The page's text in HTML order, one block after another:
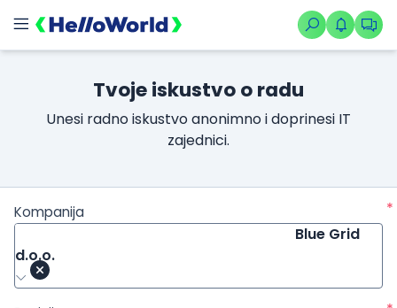
Tvoje iskustvo o radu
Unesi radno iskustvo anonimno i doprinesi IT
zajednici.
Kompanija
*
Blue Grid
d.o.o.
/kompanije/iskustvo/